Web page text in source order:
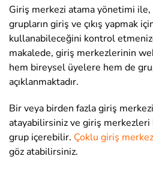
Giriş merkezi atama yönetimi
grupların giriş ve çıkış yapmak
kullanabileceğini kontrol
makalede, giriş merkezlerinin
hem bireysel üyelere hem de
açıklanmaktadır.
Bir veya birden fazla giriş
atayabilirsiniz ve giriş merkezleri
grup içerebilir. Çoklu giriş
göz atabilirsiniz.